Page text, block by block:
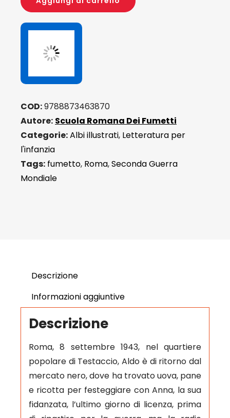
per
la
liberazione
di
quantità
COD:9788873463870
Autore: Scuola Romana Dei Fumetti
Categorie:Albi illustrati, Letteratura per
l'infanzia
Tags: fumetto, Roma,Seconda Guerra
Mondiale
Descrizione
Informazioni aggiuntive
Descrizione
Roma, 8 settembre 1943, nel quartiere
popolare di Testaccio, Aldo è di ritorno dal
mercato nero, dove ha trovato uova, pane
e ricotta per festeggiare con Anna, la sua
fidanzata, l’ultimo giorno di licenza, prima